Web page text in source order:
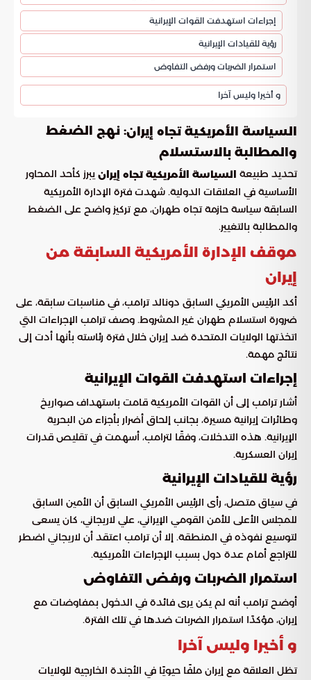
إجراءات استهدفت القوات الإيرانية
رؤية للقيادات الإيرانية
استمرار الضربات ورفض التفاوض
و أخيرا وليس آخرا
السياسة الأمريكية تجاه إيران: نهج الضغط
والمطالبة بالاستسلام
تحديد طبيعة السياسة الأمريكية تجاه إيران يبرز كأحد المحاور
الأساسية في العلاقات الدولية. شهدت فترة الإدارة الأمريكية
السابقة سياسة حازمة تجاه طهران، مع تركيز واضح على الضغط
والمطالبة بالتغيير.
موقف الإدارة الأمريكية السابقة من
إيران
أكد الرئيس الأمريكي السابق دونالد ترامب، في مناسبات سابقة، على
ضرورة استسلام طهران غير المشروط. وصف ترامب الإجراءات التي
اتخذتها الولايات المتحدة ضد إيران خلال فترة رئاسته بأنها أدت إلى
نتائج مهمة.
إجراءات استهدفت القوات الإيرانية
أشار ترامب إلى أن القوات الأمريكية قامت باستهداف صواريخ
وطائرات إيرانية مسيرة، بجانب إلحاق أضرار بأجزاء من البحرية
الإيرانية. هذه التدخلات، وفقًا لترامب، أسهمت في تقليص قدرات
إيران العسكرية.
رؤية للقيادات الإيرانية
في سياق متصل، رأى الرئيس الأمريكي السابق أن الأمين السابق
للمجلس الأعلى للأمن القومي الإيراني، علي لاريجاني، كان يسعى
لتوسيع نفوذه في المنطقة. إلا أن ترامب اعتقد أن لاريجاني اضطر
للتراجع أمام عدة دول بسبب الإجراءات الأمريكية.
استمرار الضربات ورفض التفاوض
أوضح ترامب أنه لم يكن يرى فائدة في الدخول بمفاوضات مع
إيران، مؤكدًا استمرار الضربات ضدها في تلك الفترة.
و أخيرا وليس آخرا
تظل العلاقة مع إيران ملفًا حيويًا في الأجندة الخارجية للولايات